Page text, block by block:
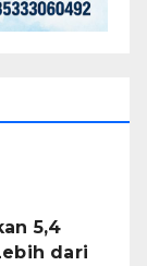
5,4
dari